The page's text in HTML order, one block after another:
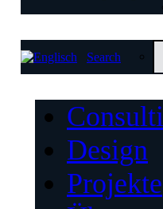
Search
Design
Projekte